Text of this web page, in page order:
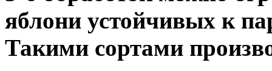
яблони устойчивых к
Такими сортами